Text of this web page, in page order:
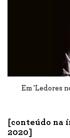
Em 'Ledores
[conteúdo na
2020]